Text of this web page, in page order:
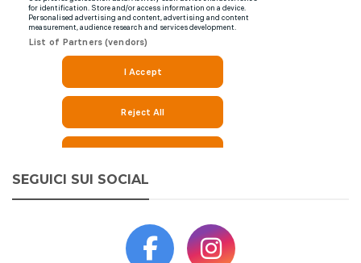
SEGUICI SUI SOCIAL